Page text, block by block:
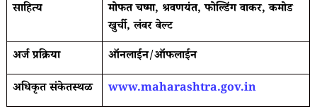
साहित्य
मोफत चष्मा, श्रवणयंत, फोल्डिंग वाकर, कमोड
खुर्ची, लंबर बेल्ट
अर्ज प्रक्रिया
ऑनलाईन/ऑफलाईन
अधिकृत संकेतस्थळ
www.maharashtra.gov.in